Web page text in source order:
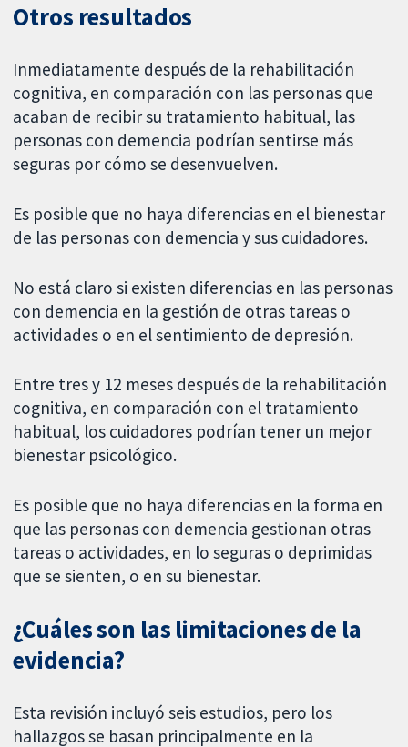
Otros resultados
Inmediatamente después de la rehabilitación
cognitiva, en comparación con las personas que
acaban de recibir su tratamiento habitual, las
personas con demencia podrían sentirse más
seguras por cómo se desenvuelven.
Es posible que no haya diferencias en el bienestar
de las personas con demencia y sus cuidadores.
No está claro si existen diferencias en las personas
con demencia en la gestión de otras tareas o
actividades o en el sentimiento de depresión.
Entre tres y 12 meses después de la rehabilitación
cognitiva, en comparación con el tratamiento
habitual, los cuidadores podrían tener un mejor
bienestar psicológico.
Es posible que no haya diferencias en la forma en
que las personas con demencia gestionan otras
tareas o actividades, en lo seguras o deprimidas
que se sienten, o en su bienestar.
¿Cuáles son las limitaciones de la
evidencia?
Esta revisión incluyó seis estudios, pero los
hallazgos se basan principalmente en la